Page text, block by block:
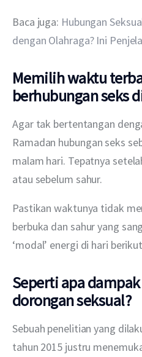
Baca juga: Hubungan
dengan Olahraga? Ini
Memilih waktu
berhubungan seks
Agar tak bertentangan
Ramadan hubungan seks
malam hari. Tepatnya
atau sebelum sahur.
Pastikan waktunya tidak
berbuka dan sahur yang
‘modal’ energi di hari
Seperti apa
dorongan seksual?
Sebuah penelitian yang
tahun 2015 justru